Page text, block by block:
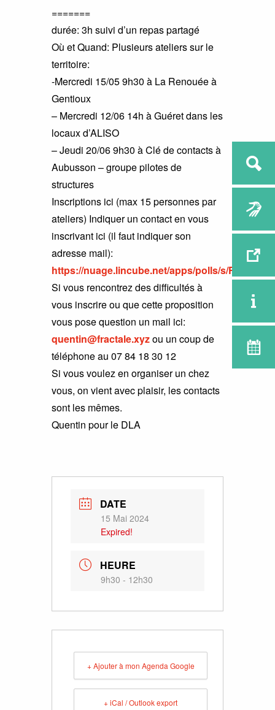
=======
durée: 3h suivi d’un repas partagé
Où et Quand: Plusieurs ateliers sur le
territoire:
-Mercredi 15/05 9h30 à La Renouée à
Gentioux
– Mercredi 12/06 14h à Guéret dans les
locaux d’ALISO
– Jeudi 20/06 9h30 à Clé de contacts à
Aubusson – groupe pilotes de
structures
Inscriptions ici (max 15 personnes par
ateliers) Indiquer un contact en vous
inscrivant ici (il faut indiquer son
adresse mail):
https://nuage.lincube.net/apps/polls/s/
Si vous rencontrez des difficultés à
vous inscrire ou que cette proposition
vous pose question un mail ici:
quentin@fractale.xyzou un coup de
téléphone au 07 84 18 30 12
Si vous voulez en organiser un chez
vous, on vient avec plaisir, les contacts
sont les mêmes.
Quentin pour le DLA
DATE
15 Mai 2024
Expired!
HEURE
9h30 - 12h30
+ Ajouter à mon Agenda Google
+ iCal / Outlook export